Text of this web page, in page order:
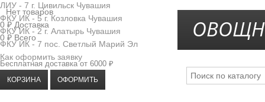
ЛИУ - 7 г. Цивильск Чувашия
ФКУ ИК - 5 г. Козловка Чувашия
ФКУ ИК - 2 г. Алатырь Чувашия
ФКУ ИК - 7 пос. Светлый Марий Эл
Как оформить заявку
Нет товаров
0 ₽ Доставка
0 ₽ Всего
Бесплатная доставка от 6000 ₽
КОРЗИНА ОФОРМИТЬ